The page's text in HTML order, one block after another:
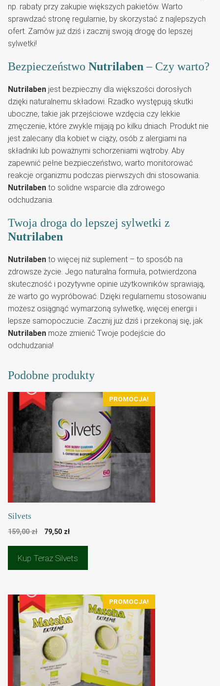
np. rabaty przy zakupie większych pakietów. Warto
sprawdzać stronę regularnie, by skorzystać z najlepszych
ofert. Zamów już dziś i zacznij swoją drogę do lepszej
sylwetki!
Bezpieczeństwo Nutrilaben – Czy warto?
Nutrilaben jest bezpieczny dla większości dorosłych
dzięki naturalnemu składowi. Rzadko występują skutki
uboczne, takie jak przejściowe wzdęcia czy lekkie
zmęczenie, które zwykle mijają po kilku dniach. Produkt nie
jest zalecany dla kobiet w ciąży, osób z alergiami na
składniki lub poważnymi schorzeniami wątroby. Aby
zapewnić pełne bezpieczeństwo, warto monitorować
reakcje organizmu podczas pierwszych dni stosowania.
Nutrilaben to solidne wsparcie dla zdrowego
odchudzania.
Twoja droga do lepszej sylwetki z
Nutrilaben
Nutrilaben to więcej niż suplement – to sposób na
zdrowsze życie. Jego naturalna formuła, potwierdzona
skuteczność i pozytywne opinie użytkowników sprawiają,
że warto go wypróbować. Dzięki regularnemu stosowaniu
możesz osiągnąć wymarzoną sylwetkę, więcej energii i
lepsze samopoczucie. Zacznij już dziś i przekonaj się, jak
Nutrilaben może zmienić Twoje podejście do
odchudzania!
Podobne produkty
PROMOCJA!
Silvets
159,00zł
Pierwotna
wynosiła:
79,50 złAktualna
wynosi:
Kup Teraz Silvets
PROMOCJA!